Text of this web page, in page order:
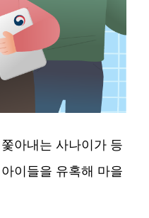
아내는 사나이가 등
이들을 유혹해 마을